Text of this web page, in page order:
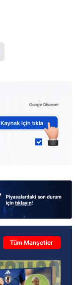
Tüm Manşetler